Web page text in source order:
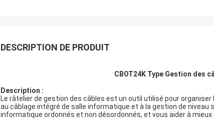
DESCRIPTION DE PRODUIT
CBOT24K Type Gestion des
Description :
Le râtelier de gestion des câbles est un outil utilisé pour
au câblage intégré de salle informatique et à la gestion de niveau
informatique ordonnés et non désordonnés, et vous aider à